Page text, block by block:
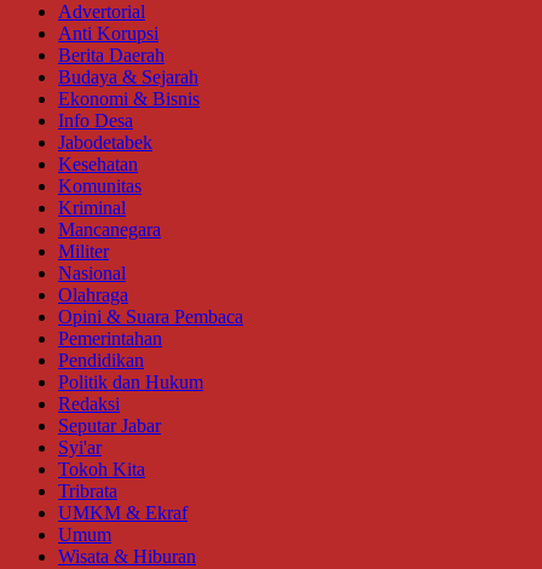
Advertorial
Anti Korupsi
Berita Daerah
Budaya & Sejarah
Ekonomi & Bisnis
Info Desa
Jabodetabek
Kesehatan
Komunitas
Kriminal
Mancanegara
Militer
Nasional
Olahraga
Opini & Suara Pembaca
Pemerintahan
Pendidikan
Politik dan Hukum
Redaksi
Seputar Jabar
Syi'ar
Tokoh Kita
Tribrata
UMKM & Ekraf
Umum
Wisata & Hiburan